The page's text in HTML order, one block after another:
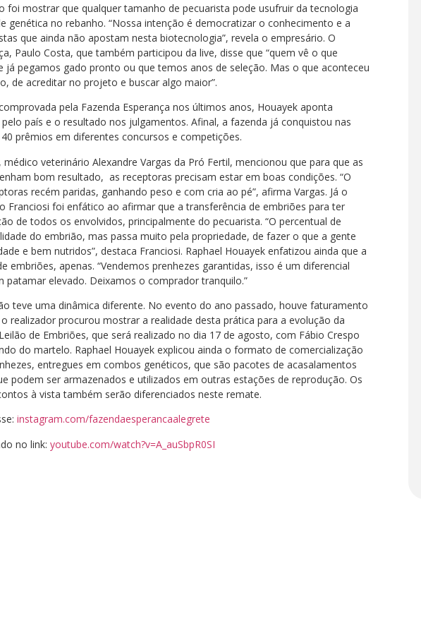
foi mostrar que qualquer tamanho de pecuarista pode usufruir da tecnologia
genética no rebanho. “Nossa intenção é democratizar o conhecimento e a
que ainda não apostam nesta biotecnologia”, revela o empresário. O
Paulo Costa, que também participou da live, disse que “quem vê o que
já pegamos gado pronto ou que temos anos de seleção. Mas o que aconteceu
de acreditar no projeto e buscar algo maior”.
pela Fazenda Esperança nos últimos anos, Houayek aponta
país e o resultado nos julgamentos. Afinal, a fazenda já conquistou nas
prêmios em diferentes concursos e competições.
veterinário Alexandre Vargas da Pró Fertil, mencionou que para que as
bom resultado, as receptoras precisam estar em boas condições. “O
recém paridas, ganhando peso e com cria ao pé”, afirma Vargas. Já o
Franciosi foi enfático ao afirmar que a transferência de embriões para ter
de todos os envolvidos, principalmente do pecuarista. “O percentual de
do embrião, mas passa muito pela propriedade, de fazer o que a gente
e bem nutridos”, destaca Franciosi. Raphael Houayek enfatizou ainda que a
embriões, apenas. “Vendemos prenhezes garantidas, isso é um diferencial
patamar elevado. Deixamos o comprador tranquilo.”
teve uma dinâmica diferente. No evento do ano passado, houve faturamento
realizador procurou mostrar a realidade desta prática para a evolução da
de Embriões, que será realizado no dia 17 de agosto, com Fábio Crespo
do martelo. Raphael Houayek explicou ainda o formato de comercialização
entregues em combos genéticos, que são pacotes de acasalamentos
podem ser armazenados e utilizados em outras estações de reprodução. Os
à vista também serão diferenciados neste remate.
instagram.com/fazendaesperancaalegrete
no link: youtube.com/watch?v=A_auSbpR0SI